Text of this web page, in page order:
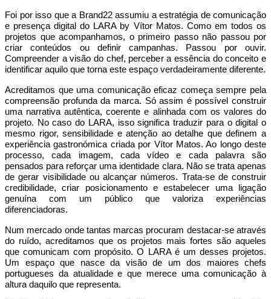
Foi por isso que a Brand22 assumiu a estratégia de comunicação
e presença digital do LARA by Vítor Matos. Como em todos os
projetos que acompanhamos, o primeiro passo não passou por
criar conteúdos ou definir campanhas. Passou por ouvir.
Compreender a visão do chef, perceber a essência do conceito e
identificar aquilo que torna este espaço verdadeiramente diferente.
Acreditamos que uma comunicação eficaz começa sempre pela
compreensão profunda da marca. Só assim é possível construir
uma narrativa autêntica, coerente e alinhada com os valores do
projeto. No caso do LARA, isso significa traduzir para o digital o
mesmo rigor, sensibilidade e atenção ao detalhe que definem a
experiência gastronómica criada por Vítor Matos. Ao longo deste
processo, cada imagem, cada vídeo e cada palavra são
pensados para reforçar uma identidade clara. Não se trata apenas
de gerar visibilidade ou alcançar números. Trata-se de construir
credibilidade, criar posicionamento e estabelecer uma ligação
genuína com um público que valoriza experiências
diferenciadoras.
Num mercado onde tantas marcas procuram destacar-se através
do ruído, acreditamos que os projetos mais fortes são aqueles
que comunicam com propósito. O LARA é um desses projetos.
Um espaço que nasce da visão de um dos maiores chefs
portugueses da atualidade e que merece uma comunicação à
altura daquilo que representa.